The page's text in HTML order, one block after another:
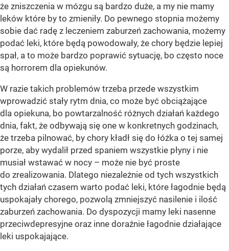
że zniszczenia w mózgu są bardzo duże, a my nie mamy
leków które by to zmieniły. Do pewnego stopnia możemy
sobie dać radę z leczeniem zaburzeń zachowania, możemy
podać leki, które będą powodowały, że chory będzie lepiej
spał, a to może bardzo poprawić sytuację, bo często noce
są horrorem dla opiekunów.
W razie takich problemów trzeba przede wszystkim
wprowadzić stały rytm dnia, co może być obciążające
dla opiekuna, bo powtarzalność różnych działań każdego
dnia, fakt, że odbywają się one w konkretnych godzinach,
że trzeba pilnować, by chory kładł się do łóżka o tej samej
porze, aby wydalił przed spaniem wszystkie płyny i nie
musiał wstawać w nocy – może nie być proste
do zrealizowania. Dlatego niezależnie od tych wszystkich
tych działań czasem warto podać leki, które łagodnie będą
uspokajały chorego, pozwolą zmniejszyć nasilenie i ilość
zaburzeń zachowania. Do dyspozycji mamy leki nasenne
przeciwdepresyjne oraz inne doraźnie łagodnie działające
leki uspokajające.